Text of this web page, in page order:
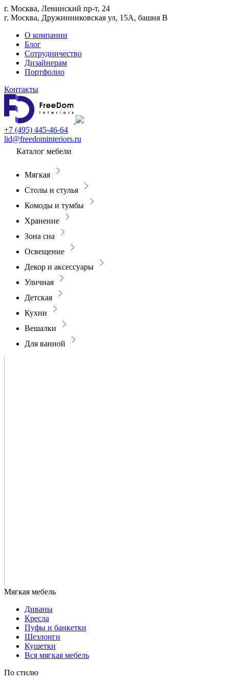
г. Москва, Ленинский пр-т, 24
г. Москва, Дружинниковская ул, 15А, башня В
О компании
Блог
Сотрудничество
Дизайнерам
Портфолио
Контакты
+7 (495) 445-46-64
lid@freedominteriors.ru
Каталог мебели
Мягкая
Столы и стулья
Комоды и тумбы
Хранение
Зона сна
Освещение
Декор и аксессуары
Уличная
Детская
Кухни
Вешалки
Для ванной
Диваны
Кресла
Пуфы и банкетки
Шезлонги
Кушетки